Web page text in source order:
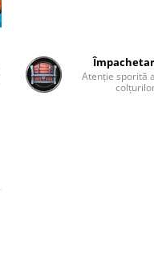
Atenție sporită